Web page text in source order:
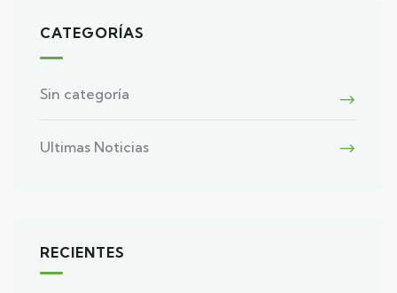
CATEGORÍAS
Sin categoría
Ultimas Noticias
RECIENTES